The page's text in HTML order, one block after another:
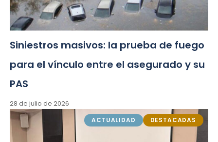
Siniestros masivos: la prueba de fuego
para el vínculo entre el asegurado y su
PAS
28 de julio de 2026
ACTUALIDAD DESTACADAS